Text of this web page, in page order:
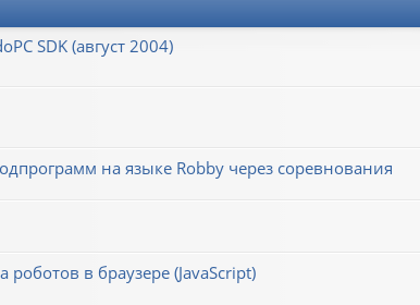
SDK (август 2004)
на языке Robby через соревнования
в браузере (JavaScript)